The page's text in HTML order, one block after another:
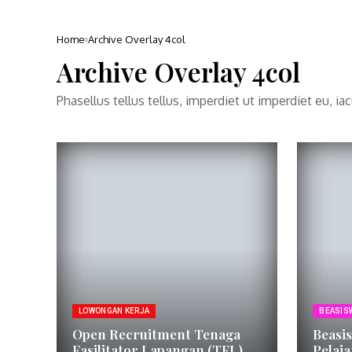
Home Archive Overlay 4col
Archive Overlay 4col
Phasellus tellus tellus, imperdiet ut imperdiet eu,
LOWONGAN KERJA
Open Recruitment Tenaga